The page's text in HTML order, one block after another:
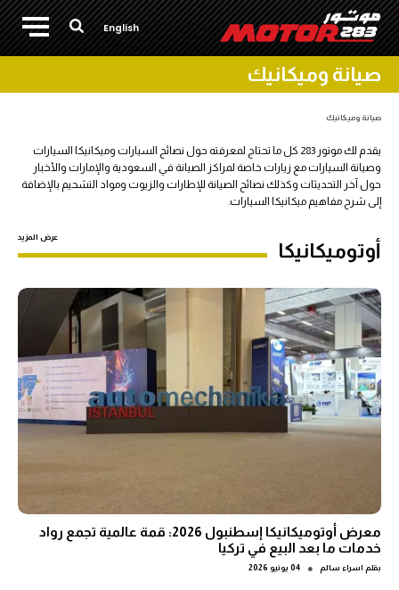
English
صيانة وميكانيك
صيانة وميكانيك
يقدم لك موتور 283 كل ما تحتاج لمعرفته حول نصائح السيارات وميكانيكا السيارات
وصيانة السيارات مع زيارات خاصة لمراكز الصيانة في السعودية والإمارات والأخبار
حول آخر التحديثات وكذلك نصائح الصيانة للإطارات والزيوت ومواد التشحيم بالإضافة
إلى شرح مفاهيم ميكانيكا السيارات.
أوتوميكانيكا
عرض المزيد
معرض أوتوميكانيكا إسطنبول 2026: قمة عالمية تجمع رواد
خدمات ما بعد البيع في تركيا
بقلم اسراء سالم ● 04 يونيو 2026